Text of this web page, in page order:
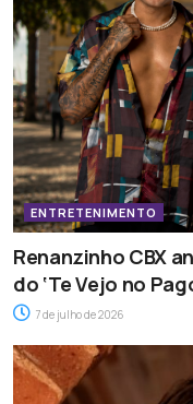
ENTRETENIMENTO
Renanzinho CBX
do ‘Te Vejo no
7 de julho de 2026